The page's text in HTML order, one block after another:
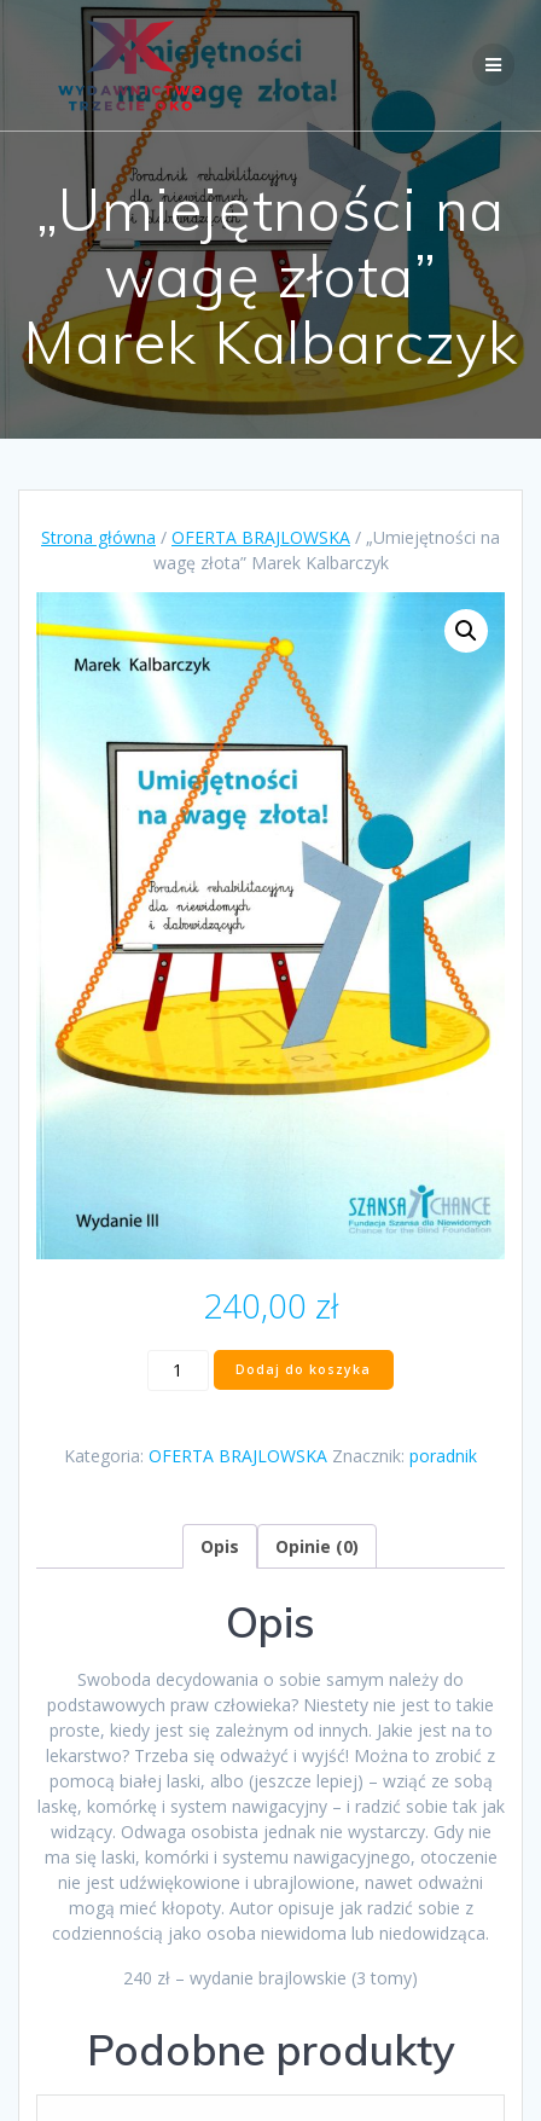
Skip
to
content
„Umiejętności na
wagę złota”
Marek Kalbarczyk
Strona główna / OFERTA BRAJLOWSKA / „Umiejętności na
wagę złota” Marek Kalbarczyk
240,00 zł
ilość
„Umiejętności
złota”
Dodaj do koszyka
Kategoria: OFERTA BRAJLOWSKA Znacznik: poradnik
Opis Opinie (0)
Opis
Swoboda decydowania o sobie samym należy do
podstawowych praw człowieka? Niestety nie jest to takie
proste, kiedy jest się zależnym od innych. Jakie jest na to
lekarstwo? Trzeba się odważyć i wyjść! Można to zrobić z
pomocą białej laski, albo (jeszcze lepiej) – wziąć ze sobą
laskę, komórkę i system nawigacyjny – i radzić sobie tak jak
widzący. Odwaga osobista jednak nie wystarczy. Gdy nie
ma się laski, komórki i systemu nawigacyjnego, otoczenie
nie jest udźwiękowione i ubrajlowione, nawet odważni
mogą mieć kłopoty. Autor opisuje jak radzić sobie z
codziennością jako osoba niewidoma lub niedowidząca.
240 zł – wydanie brajlowskie (3 tomy)
Podobne produkty